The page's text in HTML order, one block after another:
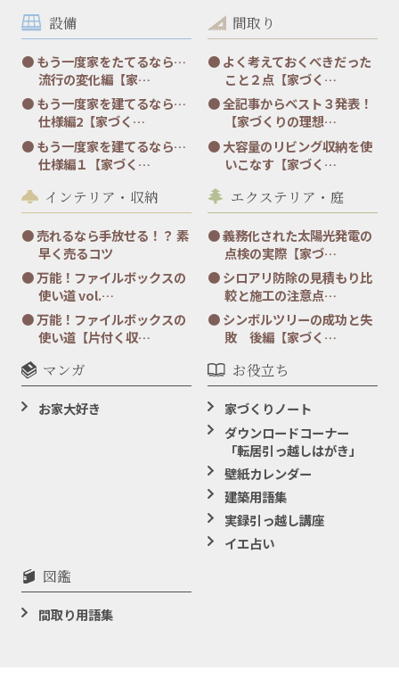
設備
もう一度家をたてるなら…
流行の変化編【家…
もう一度家を建てるなら…
仕様編2【家づく…
もう一度家を建てるなら…
仕様編１【家づく…
間取り
よく考えておくべきだった
こと２点【家づく…
全記事からベスト３発表！
【家づくりの理想…
大容量のリビング収納を使
いこなす【家づく…
インテリア・収納
売れるなら手放せる！？ 素
早く売るコツ
万能！ファイルボックスの
使い道 vol.…
万能！ファイルボックスの
使い道【片付く収…
エクステリア・庭
義務化された太陽光発電の
点検の実際【家づ…
シロアリ防除の見積もり比
較と施工の注意点…
シンボルツリーの成功と失
敗 後編【家づく…
マンガ
お家大好き
お役立ち
家づくりノート
ダウンロードコーナー
「転居引っ越しはがき」
壁紙カレンダー
建築用語集
実録引っ越し講座
イエ占い
図鑑
間取り用語集